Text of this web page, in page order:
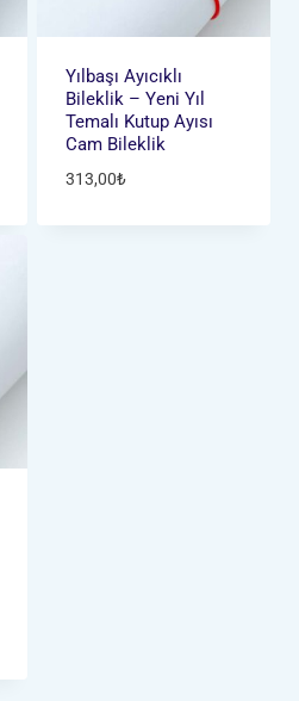
Yılbaşı Ayıcıklı
Bileklik – Yeni Yıl
Temalı Kutup Ayısı
Cam Bileklik
313,00₺